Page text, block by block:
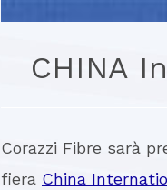
CHINA
Corazzi Fibre sarà
fiera China